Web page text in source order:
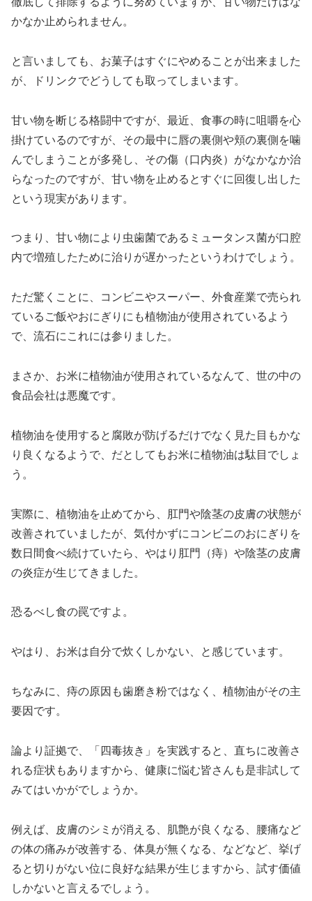
かなか止められません。
と言いましても、お菓子はすぐにやめることが出来ました
が、ドリンクでどうしても取ってしまいます。
甘い物を断じる格闘中ですが、最近、食事の時に咀嚼を心
掛けているのですが、その最中に唇の裏側や頬の裏側を噛
んでしまうことが多発し、その傷（口内炎）がなかなか治
らなったのですが、甘い物を止めるとすぐに回復し出した
という現実があります。
つまり、甘い物により虫歯菌であるミュータンス菌が口腔
内で増殖したために治りが遅かったというわけでしょう。
ただ驚くことに、コンビニやスーパー、外食産業で売られ
ているご飯やおにぎりにも植物油が使用されているよう
で、流石にこれには参りました。
まさか、お米に植物油が使用されているなんて、世の中の
食品会社は悪魔です。
植物油を使用すると腐敗が防げるだけでなく見た目もかな
り良くなるようで、だとしてもお米に植物油は駄目でしょ
う。
実際に、植物油を止めてから、肛門や陰茎の皮膚の状態が
改善されていましたが、気付かずにコンビニのおにぎりを
数日間食べ続けていたら、やはり肛門（痔）や陰茎の皮膚
の炎症が生じてきました。
恐るべし食の罠ですよ。
やはり、お米は自分で炊くしかない、と感じています。
ちなみに、痔の原因も歯磨き粉ではなく、植物油がその主
要因です。
論より証拠で、「四毒抜き」を実践すると、直ちに改善さ
れる症状もありますから、健康に悩む皆さんも是非試して
みてはいかがでしょうか。
例えば、皮膚のシミが消える、肌艶が良くなる、腰痛など
の体の痛みが改善する、体臭が無くなる、などなど、挙げ
ると切りがない位に良好な結果が生じますから、試す価値
しかないと言えるでしょう。